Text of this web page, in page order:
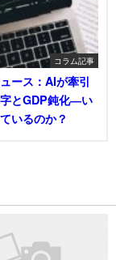
コラム記事
ース：AIが牽引
とGDP鈍化―い
いるのか？